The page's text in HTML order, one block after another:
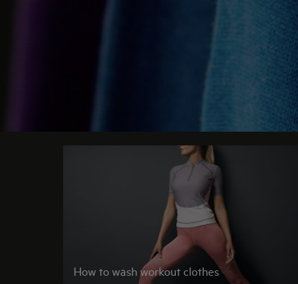
How to wash workout clothes